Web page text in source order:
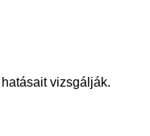
vizsgálják.